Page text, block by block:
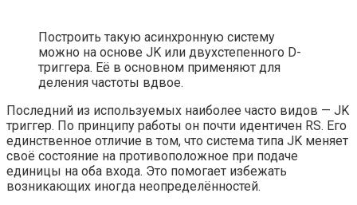
Построить такую асинхронную систему
можно на основе JK или двухстепенного D-
триггера. Её в основном применяют для
деления частоты вдвое.
Последний из используемых наиболее часто видов — JK
триггер. По принципу работы он почти идентичен RS. Его
единственное отличие в том, что система типа JK меняет
своё состояние на противоположное при подаче
единицы на оба входа. Это помогает избежать
возникающих иногда неопределённостей.